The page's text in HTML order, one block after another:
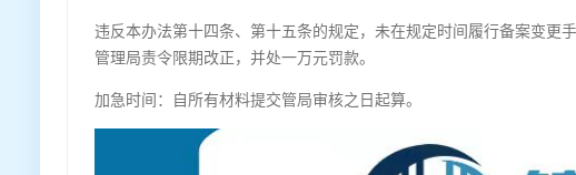
违反本办法第十四条、第十五条的规定，未在规定时间履行备案变更
管理局责令限期改正，并处一万元罚款。
加急时间：自所有材料提交管局审核之日起算。